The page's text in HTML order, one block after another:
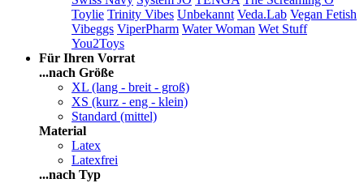
Toylie Trinity Vibes Unbekannt Veda.Lab Vegan Fetish
Vibeggs ViperPharm Water Woman Wet Stuff
You2Toys
Für Ihren Vorrat
...nach Größe
XL (lang - breit - groß)
XS (kurz - eng - klein)
Standard (mittel)
Material
Latex
Latexfrei
...nach Typ